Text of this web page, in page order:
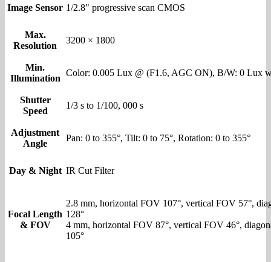
Image Sensor 1/2.8" progressive scan CMOS
Max.
Resolution
3200 × 1800
Min.
Illumination
Color: 0.005 Lux @ (F1.6, AGC ON), B/W: 0 Lux
Shutter
Speed
1/3 s to 1/100, 000 s
Adjustment
Angle
Pan: 0 to 355°, Tilt: 0 to 75°, Rotation: 0 to 355°
Day & Night IR Cut Filter
Focal Length
& FOV
2.8 mm, horizontal FOV 107°, vertical FOV 57°,
128°
4 mm, horizontal FOV 87°, vertical FOV 46°,
105°